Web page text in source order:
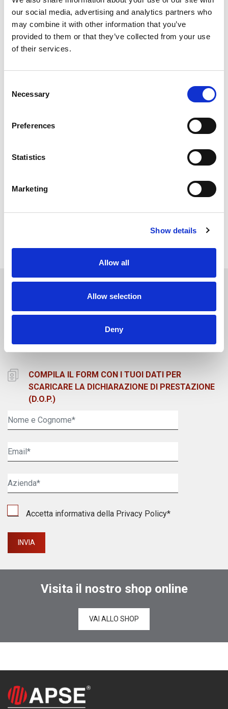
our social media, advertising and analytics partners who
may combine it with other information that you’ve
provided to them or that they’ve collected from your use
of their services.
Selection
Necessary
Preferences
Statistics
Marketing
Show details
Allow all
Allow selection
Deny
SILICATO LI 501 è indicato per il trattamento
superficiale delle pavimentazioni industriali a base
cementizia nuove o esistenti per migliorare la
resistenza all’usura dello strato superficiale;
controllata dall’alta concentrazione di litio;
richiesto il risciacquo dopo l’applicazione;
SILICATO LI 501 è più facile da applicare rispetto
ad un convenzionale silicato di sodio o di potassio;
Con l’utilizzo, il pavimento si autolucida in modo
attenuare e impedire la ASR (reazione alcali silice);
materiale a bassa emissione: contenuto di
DOWNLOAD
TECHNISCHES DATENBLATT
COMPILA IL FORM CON I TUOI DATI PER
SCARICARE LA DICHIARAZIONE DI PRESTAZIONE
(D.O.P.)
Accetta informativa della Privacy Policy*
Visita il nostro shop online
VAI ALLO SHOP